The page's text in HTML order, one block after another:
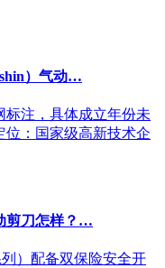
）气动…
标注，具体成立年份未
位：国家级高新技术企
剪刀怎样？…
）配备双保险安全开